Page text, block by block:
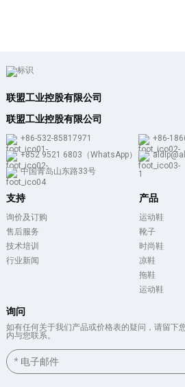
联盟工业控股有限公司
联盟工业控股有限公司
+86-532-85817971
+86-
+852 9521 6803（WhatsApp）
中国青岛山东路33号
支持
询价及订购
售后服务
技术培训
行业新闻
产品
运动鞋
靴子
时尚鞋
凉鞋
拖鞋
运动鞋
询问
如有任何关于我们产品或价格表的疑问，请留下
内与您联系。